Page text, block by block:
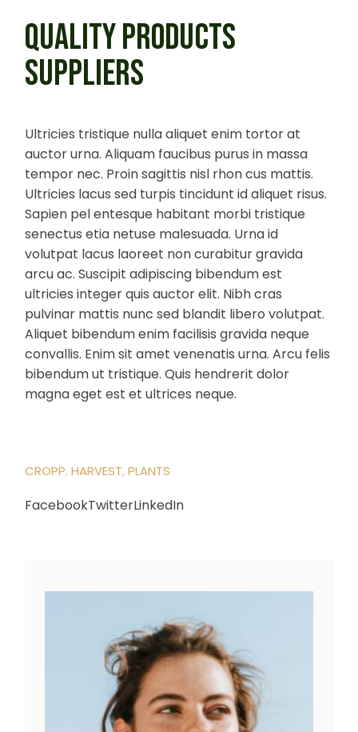
QUALITY PRODUCTS
SUPPLIERS
Ultricies tristique nulla aliquet enim tortor at
auctor urna. Aliquam faucibus purus in massa
tempor nec. Proin sagittis nisl rhon cus mattis.
Ultricies lacus sed turpis tincidunt id aliquet risus.
Sapien pel entesque habitant morbi tristique
senectus etia netuse malesuada. Urna id
volutpat lacus laoreet non curabitur gravida
arcu ac. Suscipit adipiscing bibendum est
ultricies integer quis auctor elit. Nibh cras
pulvinar mattis nunc sed blandit libero volutpat.
Aliquet bibendum enim facilisis gravida neque
convallis. Enim sit amet venenatis urna. Arcu felis
bibendum ut tristique. Quis hendrerit dolor
magna eget est et ultrices neque.
CROPP HARVEST PLANTS
FacebookTwitterLinkedIn